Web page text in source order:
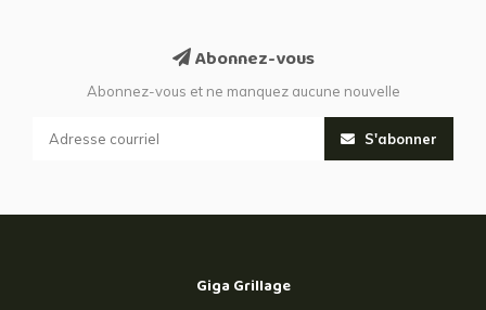
Abonnez-vous
Abonnez-vous et ne manquez aucune nouvelle
S'abonner
Giga Grillage